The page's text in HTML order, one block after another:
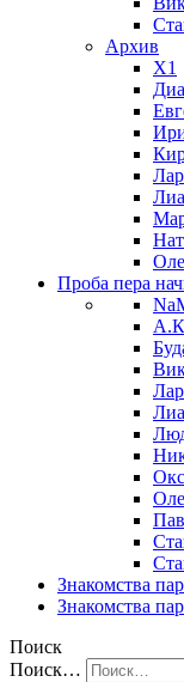
Архив
X1
Проба пера
Знакомства
Знакомства
Поиск
Поиск…